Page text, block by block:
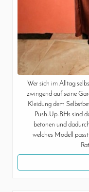
Wer sich im Alltag
zwingend auf seine
Kleidung dem
Push-Up-BHs sind
betonen und
welches Modell